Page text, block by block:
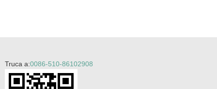
Truca a:0086-510-86102908